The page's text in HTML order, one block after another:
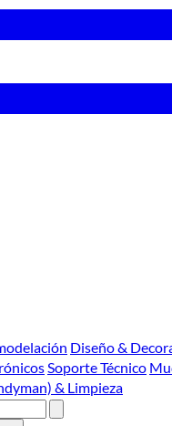
Diseño &
Soporte Técnico
& Limpieza